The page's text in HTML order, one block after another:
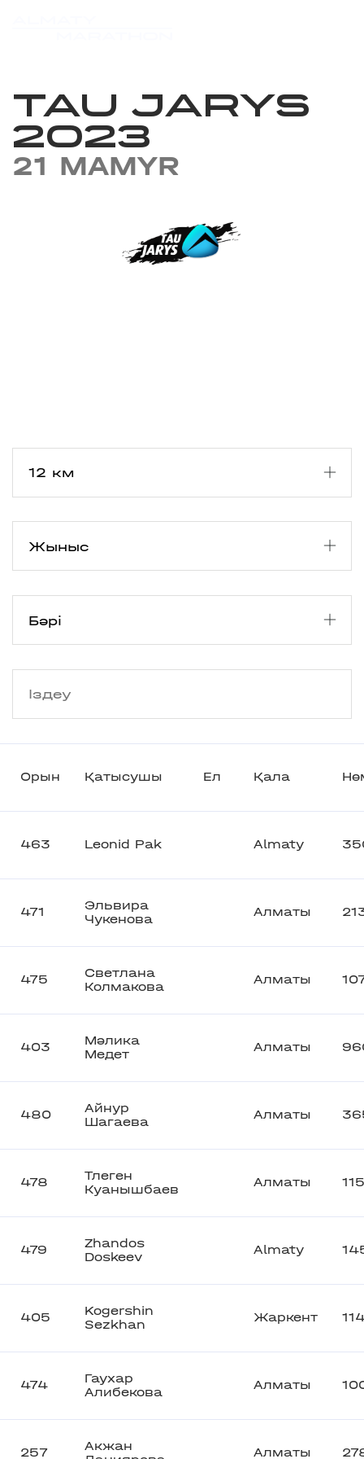
TAU JARYS
2023
21 MAMYR
Орын Қатысушы Ел Қала
463 Leonid Pak Almaty
471
Эльвира
Чукенова
Алматы
475
Светлана
Колмакова
Алматы
403
Мәлика
Медет
Алматы
480
Айнур
Шагаева
Алматы
478
Тлеген
Куанышбаев
Алматы
479
Zhandos
Doskeev
Almaty
405
Kogershin
Sezkhan
Жаркент
474
Гаухар
Алибекова
Алматы
257
Акжан
Алматы